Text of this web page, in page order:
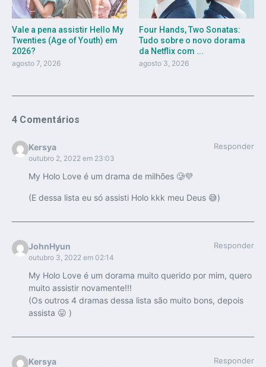
Vale a pena assistir Hello My
Twenties (Age of Youth) em
2026?
agosto 7, 2026
Four Hands, Two Sonatas:
Tudo sobre o novo dorama
da Netflix com ...
agosto 3, 2026
4 Comentários
Kersya
outubro 2, 2022 em 23:03
Responder
My Holo Love é um drama de milhões 🥲💜
(E dessa lista eu só assisti Holo kkk meu Deus 😅)
JohnHyun
outubro 3, 2022 em 02:14
Responder
My Holo Love é um dorama muito querido por mim, quero
muito assistir novamente!!!
(Os outros 4 dramas dessa lista são muito bons, depois
assista 😛 )
Kersya Responder